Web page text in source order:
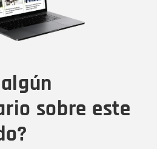
sobre este